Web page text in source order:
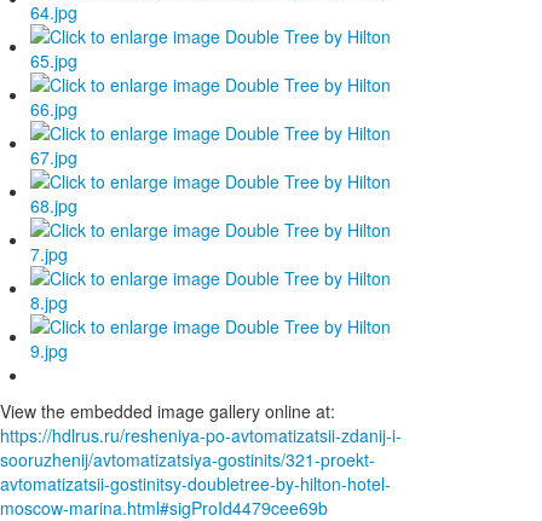
View the embedded image gallery online at:
https://hdlrus.ru/resheniya-po-avtomatizatsii-zdanij-i-
sooruzhenij/avtomatizatsiya-gostinits/321-proekt-
avtomatizatsii-gostinitsy-doubletree-by-hilton-hotel-
moscow-marina.html#sigProId4479cee69b